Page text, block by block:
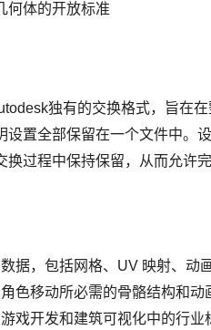
何体的开放标准
独有的交换格式，旨在
设置全部保留在一个文件中。
换过程中保持保留，从而允许
据，包括网格、UV 映射、动
色移动所必需的骨骼结构和动
戏开发和建筑可视化中的行业